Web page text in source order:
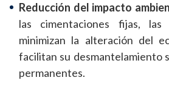
Reducción del impacto
las cimentaciones fijas,
minimizan la alteración del
facilitan su desmantelamiento
permanentes.